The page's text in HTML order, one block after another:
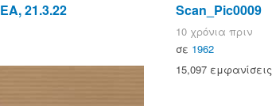
21.3.22 Scan_Pic0009
10 χρόνια πριν
σε 1962
15,097 εμφανίσεις